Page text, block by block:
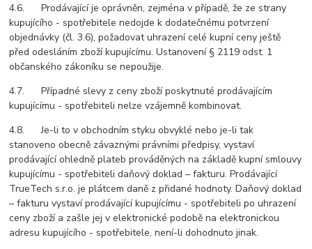
4.6. Prodávající je oprávněn, zejména v případě, že ze strany
kupujícího - spotřebitele nedojde k dodatečnému potvrzení
objednávky (čl. 3.6), požadovat uhrazení celé kupní ceny ještě
před odesláním zboží kupujícímu. Ustanovení § 2119 odst. 1
občanského zákoníku se nepoužije.
4.7. Případné slevy z ceny zboží poskytnuté prodávajícím
kupujícímu - spotřebiteli nelze vzájemně kombinovat.
4.8. Je-li to v obchodním styku obvyklé nebo je-li tak
stanoveno obecně závaznými právními předpisy, vystaví
prodávající ohledně plateb prováděných na základě kupní smlouvy
kupujícímu - spotřebiteli daňový doklad – fakturu. Prodávající
TrueTech s.r.o. je plátcem daně z přidané hodnoty. Daňový doklad
– fakturu vystaví prodávající kupujícímu - spotřebiteli po uhrazení
ceny zboží a zašle jej v elektronické podobě na elektronickou
adresu kupujícího - spotřebitele, není-li dohodnuto jinak.